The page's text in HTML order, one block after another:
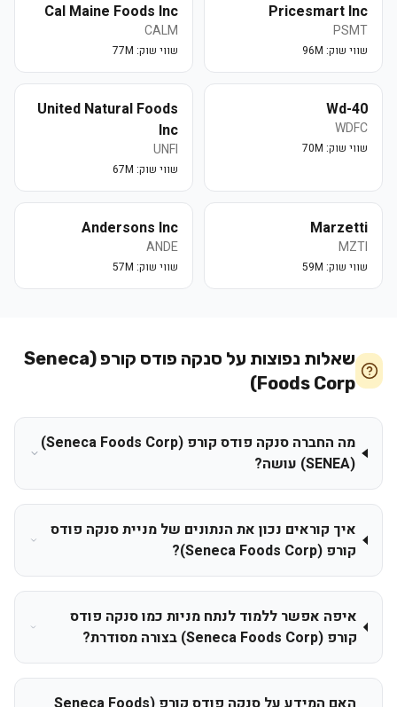
Pricesmart Inc
PSMT
שווי שוק: 96M
Cal Maine Foods Inc
CALM
שווי שוק: 77M
Wd-40
WDFC
שווי שוק: 70M
United Natural Foods
Inc
UNFI
שווי שוק: 67M
Marzetti
MZTI
שווי שוק: 59M
Andersons Inc
ANDE
שווי שוק: 57M
שאלות נפוצות על
סנקה פודס קורפ (Seneca
Foods Corp)
מה החברה סנקה פודס קורפ (Seneca Foods Corp)
(SENEA) עושה?
איך קוראים נכון את הנתונים של מניית סנקה פודס
קורפ (Seneca Foods Corp)?
איפה אפשר ללמוד לנתח מניות כמו סנקה פודס
קורפ (Seneca Foods Corp) בצורה מסודרת?